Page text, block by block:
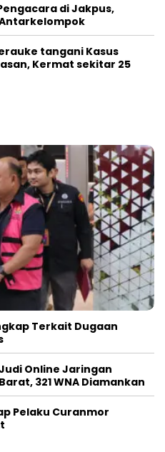
di Jakpus,
tangani Kasus
Kermat sekitar 25
Terkait Dugaan
Online Jaringan
321 WNA Diamankan
Pelaku Curanmor